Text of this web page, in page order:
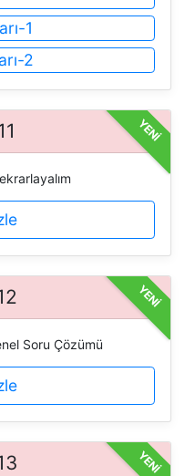
1
2
YENİ
YENİ
Soru Çözümü
YENİ